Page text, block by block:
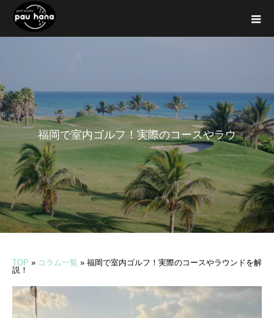
福岡 で室内ゴル フ 際 のコ ス やラウンドを解
説！
TOP » コラム一覧 » 福岡で室内ゴルフ！実際のコースやラウンドを解
説！